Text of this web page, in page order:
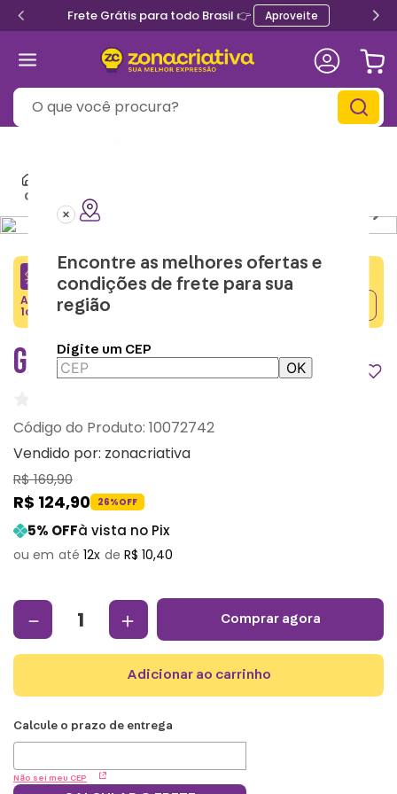
Frete Grátis para todo Brasil 👉 Aproveite
O que você procura?
Encontre as melhores ofertas e
condições de frete para sua
região
Digite um CEP
OK
Garrafa Bubble Sonic
CRIATIVA5
Adicione o cupom no carrinho e ganhe desconto na
1a compra.
GARRAFA BUBBLE SONIC
: 10072742
Vendido por: zonacriativa
R$169,90
R$ 124,90 26%OFF
5% OFFà vista no Pix
12 R$ 10,40
＋
－ comprar agora
adicionar ao carrinho
Não sei meu CEP